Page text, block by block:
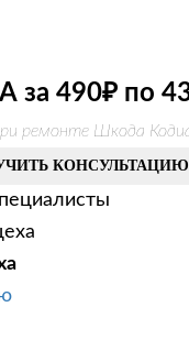
490₽ по 43
ремонте Шкода
КОНСУЛЬТАЦИЮ